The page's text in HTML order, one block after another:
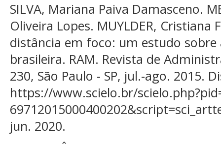
SILVA, Mariana Paiva Damasceno.
Oliveira Lopes. MUYLDER, Cristiana
distância em foco: um estudo
brasileira. RAM. Revista de
230, São Paulo - SP, jul.-ago. 2015.
https://www.scielo.br/
jun. 2020.